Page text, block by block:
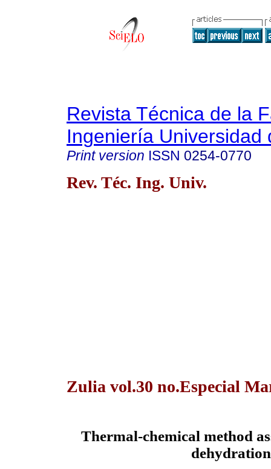
Revista Técnica de la
Ingeniería Universidad
Print version ISSN 0254-0770
Rev. Téc. Ing. Univ.
Zulia vol.30 no.Especial
Thermal-chemical method